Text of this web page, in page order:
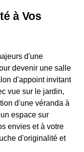
à Vos
d'une
devenir une salle
d'appoint invitant
vue sur le jardin,
d'une véranda à
espace sur
envies et à votre
d'originalité et